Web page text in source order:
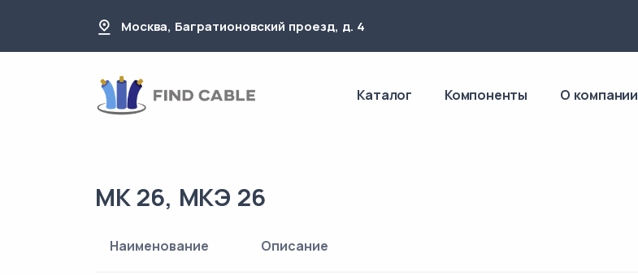
Москва, Багратионовский проезд, д. 4
Каталог Компоненты О компании
МК 26, МКЭ 26
Наименование Описание